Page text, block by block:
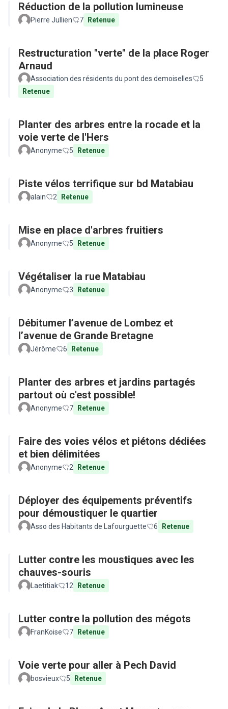
Réduction de la pollution lumineuse
Pierre Jullien 7 Retenue
Restructuration "verte" de la place Roger
Arnaud
Association des résidents du pont des demoiselles
5
Retenue
Planter des arbres entre la rocade et la
voie verte de l'Hers
Anonyme 5 Retenue
Piste vélos terrifique sur bd Matabiau
alain 2 Retenue
Mise en place d'arbres fruitiers
Anonyme 5 Retenue
Végétaliser la rue Matabiau
Anonyme 3 Retenue
Débitumer l’avenue de Lombez et
l’avenue de Grande Bretagne
Jérôme 6 Retenue
Planter des arbres et jardins partagés
partout où c'est possible!
Anonyme 7 Retenue
Faire des voies vélos et piétons dédiées
et bien délimitées
Anonyme 2 Retenue
Déployer des équipements préventifs
pour démoustiquer le quartier
Asso des Habitants de Lafourguette 6 Retenue
Lutter contre les moustiques avec les
chauves-souris
Laetitiak 12 Retenue
Lutter contre la pollution des mégots
FranKoise 7 Retenue
Voie verte pour aller à Pech David
bosvieux 5 Retenue